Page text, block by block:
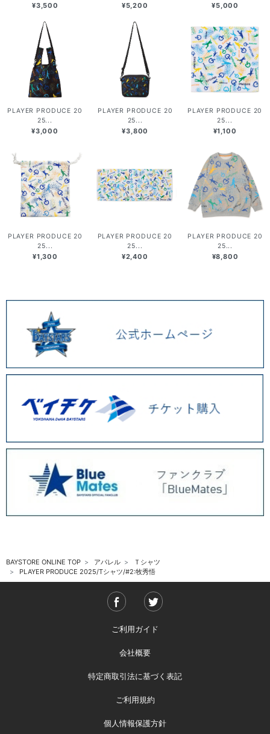
¥3,500 ¥5,200 ¥5,000
PLAYER PRODUCE 20
25...
¥3,000
PLAYER PRODUCE 20
25...
¥3,800
PLAYER PRODUCE 20
25...
¥1,100
PLAYER PRODUCE 20
25...
¥1,300
PLAYER PRODUCE 20
25...
¥2,400
PLAYER PRODUCE 20
25...
¥8,800
BAYSTORE ONLINE TOP アパレル
Ｔシャツ
PLAYER PRODUCE 2025/Tシャツ/#2:牧秀悟
ご利用ガイド
会社概要
特定商取引法に基づく表記
ご利用規約
個人情報保護方針